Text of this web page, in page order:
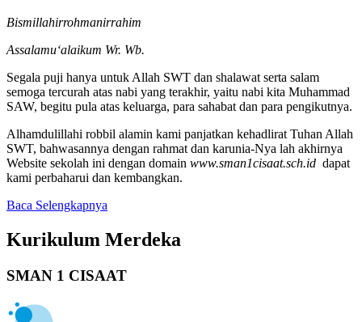
Bismillahirrohmanirrahim
Assalamu‘alaikum Wr. Wb.
Segala puji hanya untuk Allah SWT dan shalawat serta salam
semoga tercurah atas nabi yang terakhir, yaitu nabi kita Muhammad
SAW, begitu pula atas keluarga, para sahabat dan para pengikutnya.
Alhamdulillahi robbil alamin kami panjatkan kehadlirat Tuhan Allah
SWT, bahwasannya dengan rahmat dan karunia-Nya lah akhirnya
Website sekolah ini dengan domain www.sman1cisaat.sch.id dapat
kami perbaharui dan kembangkan.
Baca Selengkapnya
Kurikulum Merdeka
SMAN 1 CISAAT